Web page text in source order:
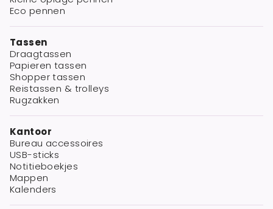
Eco pennen
Tassen
Draagtassen
Papieren tassen
Shopper tassen
Reistassen & trolleys
Rugzakken
Kantoor
Bureau accessoires
USB-sticks
Notitieboekjes
Mappen
Kalenders